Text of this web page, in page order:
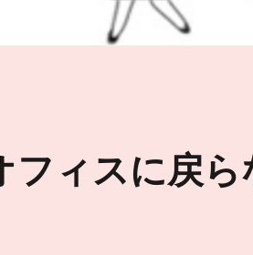
フィスに戻